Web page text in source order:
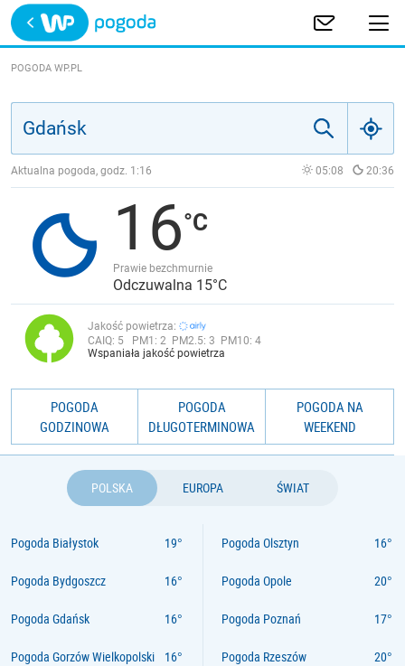
Trwa ładowanie
POLSKA
JAKOŚĆ POWIETRZA
POGODA WP.PL
Aktualna pogoda, godz. 1:16 05:08 20:36
16
Prawie bezchmurnie
Odczuwalna 15°C
Jakość powietrza:
CAIQ: 5 PM1: 2 PM2.5: 3 PM10: 4
Wspaniała jakość powietrza
POGODA
GODZINOWA
POGODA
DŁUGOTERMINOWA
POGODA NA
WEEKEND
POLSKA EUROPA ŚWIAT
Pogoda Białystok
Pogoda Bydgoszcz
Pogoda Gdańsk
Pogoda Gorzów Wielkopolski
Pogoda Olsztyn
Pogoda Opole
Pogoda Poznań
Pogoda Rzeszów